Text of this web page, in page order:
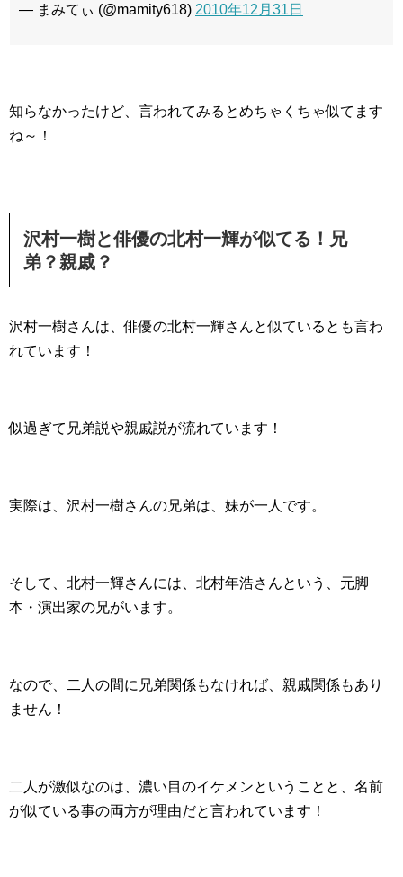
— まみてぃ (@mamity618) 2010年12月31日
知らなかったけど、言われてみるとめちゃくちゃ似てます
ね～！
沢村一樹と俳優の北村一輝が似てる！兄
弟？親戚？
沢村一樹さんは、俳優の北村一輝さんと似ているとも言わ
れています！
似過ぎて兄弟説や親戚説が流れています！
実際は、沢村一樹さんの兄弟は、妹が一人です。
そして、北村一輝さんには、北村年浩さんという、元脚
本・演出家の兄がいます。
なので、二人の間に兄弟関係もなければ、親戚関係もあり
ません！
二人が激似なのは、濃い目のイケメンということと、名前
が似ている事の両方が理由だと言われています！